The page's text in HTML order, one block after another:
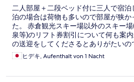
二人部屋＋二段ベッド付に三人で宿
泊の場合は荷物も多いので部屋が狭か
た。 赤倉観光スキー場以外のスキー
泉等)のリフト券割引について何も案
の送迎をしてくださるとありがたいの
ヒデキ, Aufenthalt von 1 Nacht